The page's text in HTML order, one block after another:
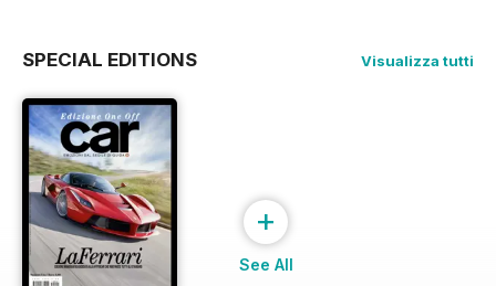
SPECIAL EDITIONS Visualizza tutti
+
See All